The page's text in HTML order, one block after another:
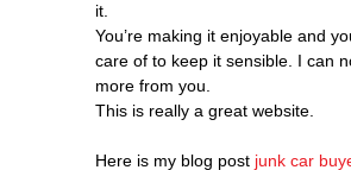
it.
You’re making it enjoyable and
care of to keep it sensible. I can
more from you.
This is really a great website.
Here is my blog post junk car